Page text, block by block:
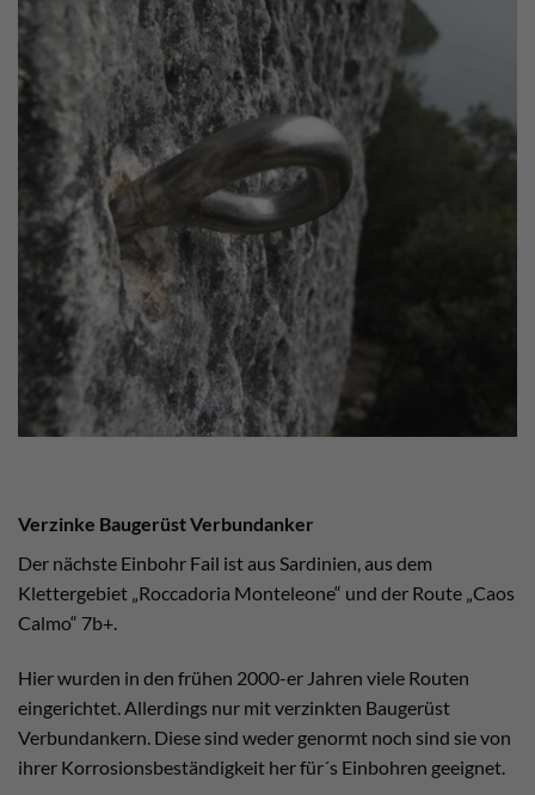
Verzinke Baugerüst Verbundanker
Der nächste Einbohr Fail ist aus Sardinien, aus dem
Klettergebiet „Roccadoria Monteleone“ und der Route „Caos
Calmo“ 7b+.
Hier wurden in den frühen 2000-er Jahren viele Routen
eingerichtet. Allerdings nur mit verzinkten Baugerüst
Verbundankern. Diese sind weder genormt noch sind sie von
ihrer Korrosionsbeständigkeit her für´s Einbohren geeignet.